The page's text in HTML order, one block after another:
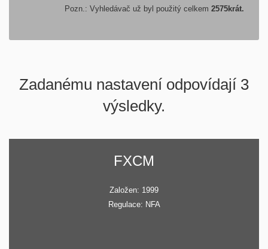
Pozn.: Vyhledávač už byl použitý celkem 2575krát.
Zadanému nastavení odpovídají 3
výsledky.
FXCM
Založen: 1999
Regulace: NFA